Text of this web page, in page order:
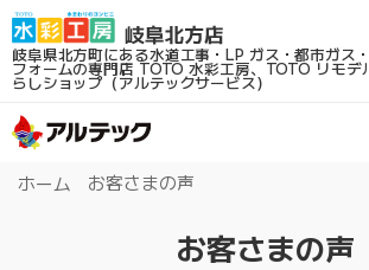
岐阜県北方町にある水道工事・LP ガス・都市ガス
フォームの専門店TOTO 水彩工房、TOTO リモデ
らしショップ（アルテックサービス）
ホーム お客さまの声
お客さまの声